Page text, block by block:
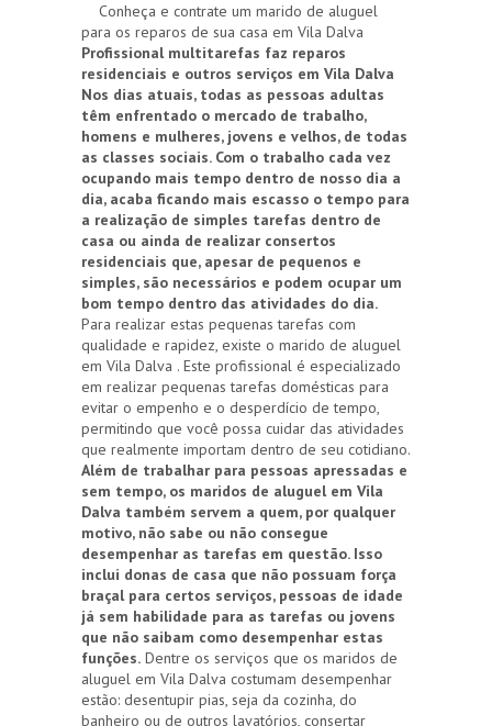
Conheça e contrate um marido de aluguel
para os reparos de sua casa em Vila Dalva
Profissional multitarefas faz reparos
residenciais e outros serviços em Vila Dalva
Nos dias atuais, todas as pessoas adultas
têm enfrentado o mercado de trabalho,
homens e mulheres, jovens e velhos, de todas
as classes sociais. Com o trabalho cada vez
ocupando mais tempo dentro de nosso dia a
dia, acaba ficando mais escasso o tempo para
a realização de simples tarefas dentro de
casa ou ainda de realizar consertos
residenciais que, apesar de pequenos e
simples, são necessários e podem ocupar um
bom tempo dentro das atividades do dia.
Para realizar estas pequenas tarefas com
qualidade e rapidez, existe o marido de aluguel
em Vila Dalva . Este profissional é especializado
em realizar pequenas tarefas domésticas para
evitar o empenho e o desperdício de tempo,
permitindo que você possa cuidar das atividades
que realmente importam dentro de seu cotidiano.
Além de trabalhar para pessoas apressadas e
sem tempo, os maridos de aluguel em Vila
Dalva também servem a quem, por qualquer
motivo, não sabe ou não consegue
desempenhar as tarefas em questão. Isso
inclui donas de casa que não possuam força
braçal para certos serviços, pessoas de idade
já sem habilidade para as tarefas ou jovens
que não saibam como desempenhar estas
funções. Dentre os serviços que os maridos de
aluguel em Vila Dalva costumam desempenhar
estão: desentupir pias, seja da cozinha, do
banheiro ou de outros lavatórios, consertar